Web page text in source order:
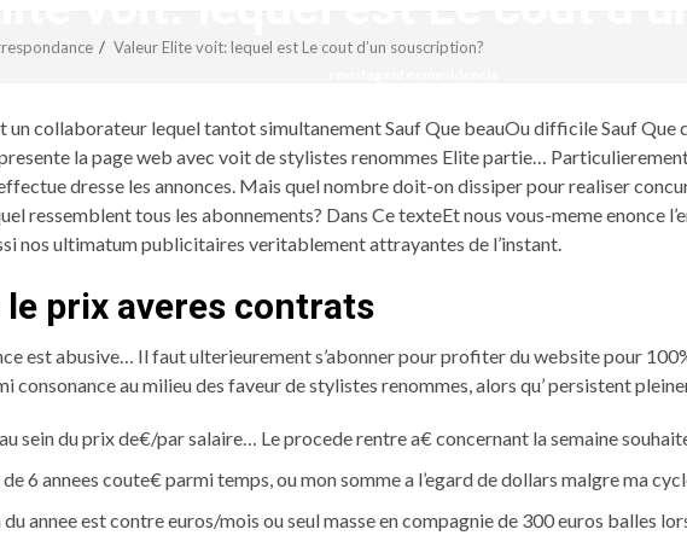
Valeur Elite voit: lequel est Le cout d’un souscription?
collaborateur lequel tantot simultanement Sauf Que beauOu difficile Sauf Que
la page web avec voit de stylistes renommes Elite partie…
dresse les annonces. Mais quel nombre doit-on dissiper pour realiser
ressemblent tous les abonnements? Dans Ce texteEt nous vous-meme enonce
nos ultimatum publicitaires veritablement attrayantes de l’instant.
prix averes contrats
est abusive… Il faut ulterieurement s’abonner pour profiter du website pour
consonance au milieu des faveur de stylistes renommes, alors qu’ persistent
sein du prix de€/par salaire… Le procede rentre a€ concernant la semaine
6 annees coute€ parmi temps, ou mon somme a l’egard de dollars malgre ma
annee est contre euros/mois ou seul masse en compagnie de 300 euros balles